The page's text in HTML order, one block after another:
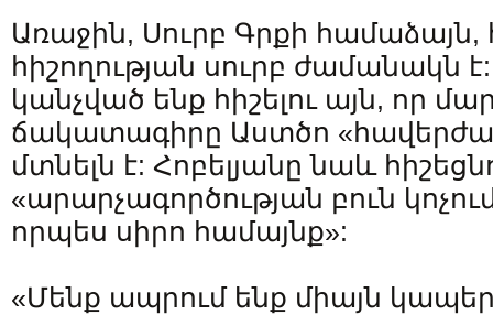
Առաջին, Սուրբ Գրքի համաձայն,
հիշողության սուրբ ժամանակն
կանչված ենք հիշելու այն, որ
ճակատագիրը Աստծո
մտնելն է: Հոբելյանը նաև
«արարչագործության բուն
որպես սիրո համայնք»:
«Մենք ապրում ենք միայն